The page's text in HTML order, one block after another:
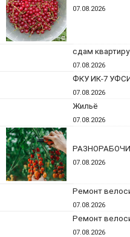
07.08.2026
сдам квартиру
07.08.2026
ФКУ ИК-7
07.08.2026
Жильё
07.08.2026
07.08.2026
Ремонт
07.08.2026
Ремонт
07.08.2026